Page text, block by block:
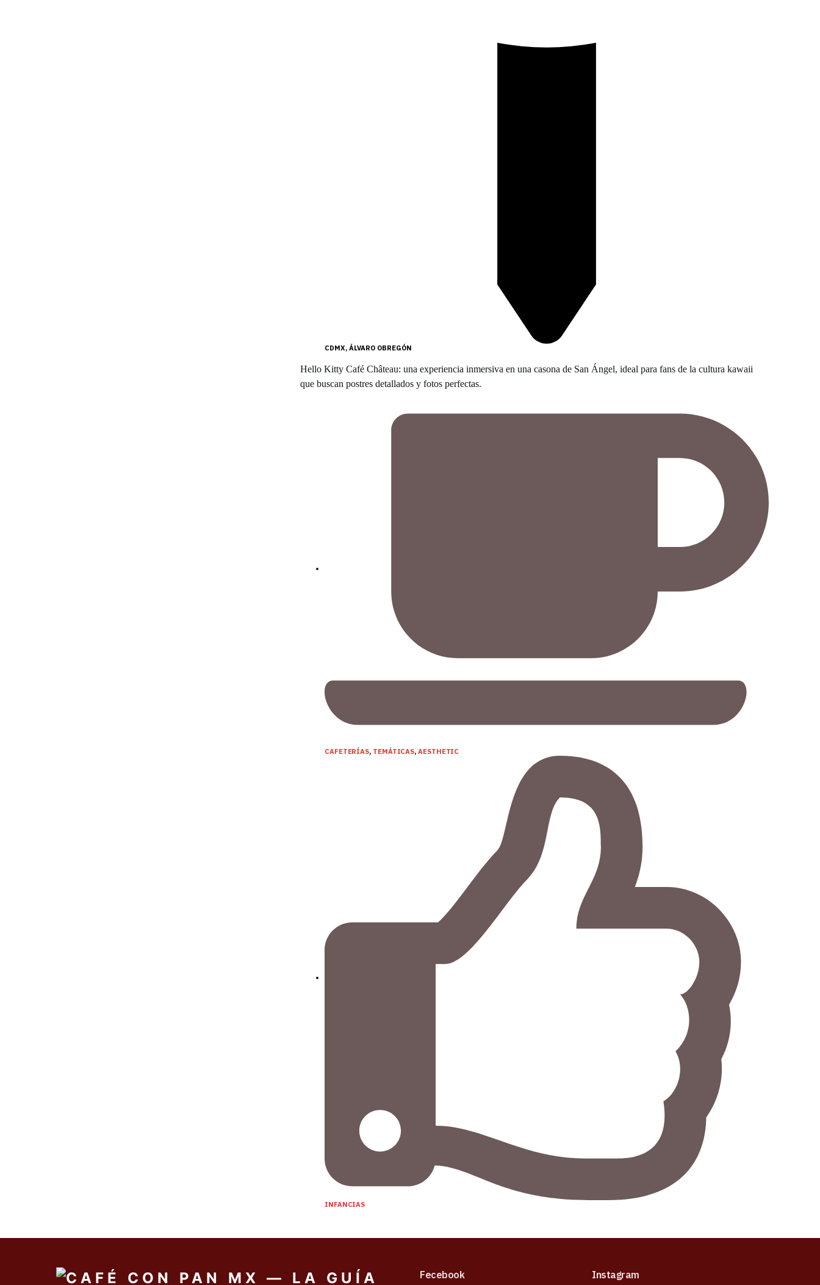
CDMX, ÁLVARO OBREGÓN
Hello Kitty Café Château: una experiencia inmersiva en una casona de San Ángel, ideal para fans de la cultura kawaii
que buscan postres detallados y fotos perfectas.
CAFETERÍAS, TEMÁTICAS,AESTHETIC
INFANCIAS
Fecebook Instagram